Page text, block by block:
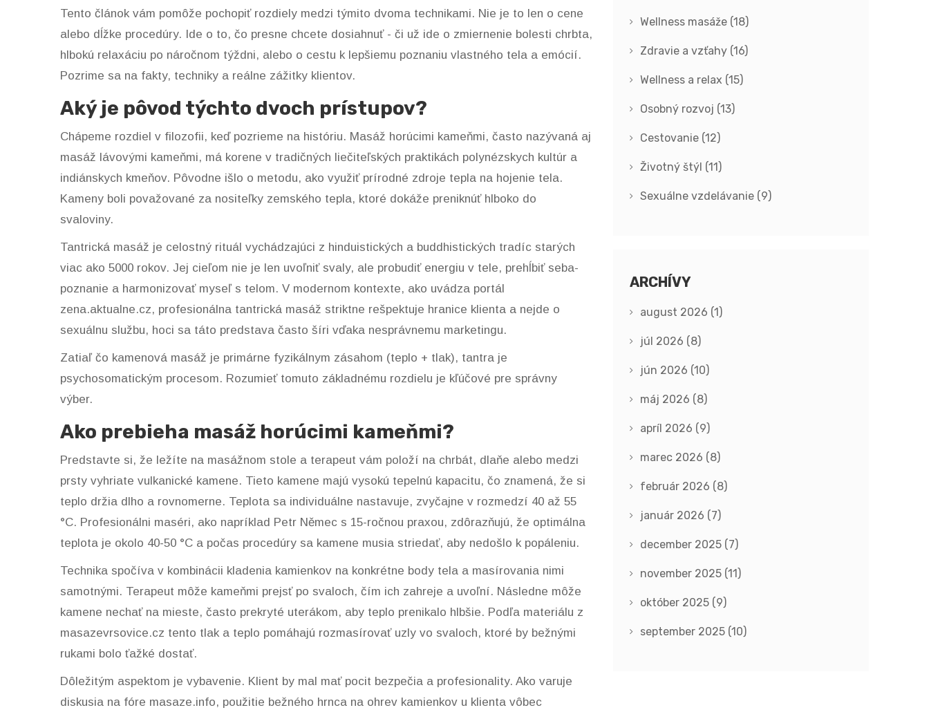
Tento článok vám pomôže pochopiť rozdiely medzi týmito dvoma technikami. Nie je to len o cene
alebo dĺžke procedúry. Ide o to, čo presne chcete dosiahnuť - či už ide o zmiernenie bolesti chrbta,
hlbokú relaxáciu po náročnom týždni, alebo o cestu k lepšiemu poznaniu vlastného tela a emócií.
Pozrime sa na fakty, techniky a reálne zážitky klientov.
Aký je pôvod týchto dvoch prístupov?
Chápeme rozdiel v filozofii, keď pozrieme na históriu. Masáž horúcimi kameňmi, často nazývaná aj
masáž lávovými kameňmi, má korene v tradičných liečiteľských praktikách polynézskych kultúr a
indiánskych kmeňov. Pôvodne išlo o metodu, ako využiť prírodné zdroje tepla na hojenie tela.
Kameny boli považované za nositeľky zemského tepla, ktoré dokáže preniknúť hlboko do
svaloviny.
Tantrická masáž je celostný rituál vychádzajúci z hinduistických a buddhistických tradíc starých
viac ako 5000 rokov. Jej cieľom nie je len uvoľniť svaly, ale probudiť energiu v tele, prehĺbiť seba-
poznanie a harmonizovať myseľ s telom. V modernom kontexte, ako uvádza portál
zena.aktualne.cz, profesionálna tantrická masáž striktne rešpektuje hranice klienta a nejde o
sexuálnu službu, hoci sa táto predstava často šíri vďaka nesprávnemu marketingu.
Zatiaľ čo kamenová masáž je primárne fyzikálnym zásahom (teplo + tlak), tantra je
psychosomatickým procesom. Rozumieť tomuto základnému rozdielu je kľúčové pre správny
výber.
Ako prebieha masáž horúcimi kameňmi?
Predstavte si, že ležíte na masážnom stole a terapeut vám položí na chrbát, dlaňe alebo medzi
prsty vyhriate vulkanické kamene. Tieto kamene majú vysokú tepelnú kapacitu, čo znamená, že si
teplo držia dlho a rovnomerne. Teplota sa individuálne nastavuje, zvyčajne v rozmedzí 40 až 55
°C. Profesionálni maséri, ako napríklad Petr Němec s 15-ročnou praxou, zdôrazňujú, že optimálna
teplota je okolo 40-50 °C a počas procedúry sa kamene musia striedať, aby nedošlo k popáleniu.
Technika spočíva v kombinácii kladenia kamienkov na konkrétne body tela a masírovania nimi
samotnými. Terapeut môže kameňmi prejsť po svaloch, čím ich zahreje a uvoľní. Následne môže
kamene nechať na mieste, často prekryté uterákom, aby teplo prenikalo hlbšie. Podľa materiálu z
masazevrsovice.cz tento tlak a teplo pomáhajú rozmasírovať uzly vo svaloch, ktoré by bežnými
rukami bolo ťažké dostať.
Dôležitým aspektom je vybavenie. Klient by mal mať pocit bezpečia a profesionality. Ako varuje
diskusia na fóre masaze.info, použitie bežného hrnca na ohrev kamienkov u klienta vôbec
Wellness masáže (18)
Zdravie a vzťahy (16)
Wellness a relax (15)
Osobný rozvoj (13)
Cestovanie (12)
Životný štýl (11)
Sexuálne vzdelávanie (9)
ARCHÍVY
august 2026 (1)
júl 2026 (8)
jún 2026 (10)
máj 2026 (8)
apríl 2026 (9)
marec 2026 (8)
február 2026 (8)
január 2026 (7)
december 2025 (7)
november 2025 (11)
október 2025 (9)
september 2025 (10)